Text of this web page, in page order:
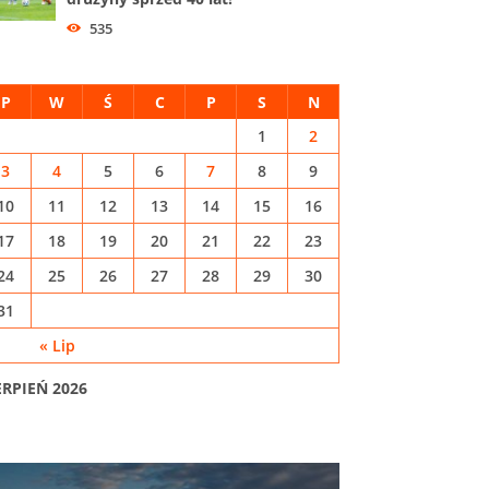
535
2026
P W Ś C P S N
« Lip
1
2
3
4 5 6 7 8
9
11 12 13 14 15
16
18 19 20 21 22
23
25 26 27 28 29
30